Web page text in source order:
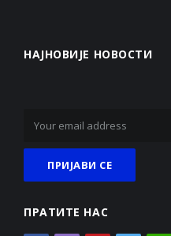
НАЈНОВИЈЕ НОВОСТИ
ПРАТИТЕ НАС